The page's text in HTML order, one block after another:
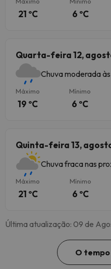
21 ºC 6 ºC
Quarta-feira 12,
Chuva moderada
Máximo
19 ºC
Mínimo
6 ºC
Quinta-feira 13,
Chuva fraca nas
Máximo
21 ºC
Mínimo
6 ºC
Última atualização: 09 de
O tempo